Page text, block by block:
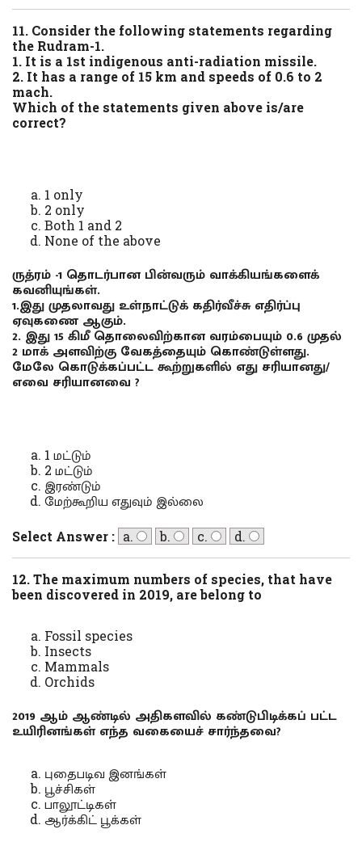
11. Consider the following statements regarding
the Rudram-1.
1. It is a 1st indigenous anti-radiation missile.
2. It has a range of 15 km and speeds of 0.6 to 2
mach.
Which of the statements given above is/are
correct?
1 only
2 only
Both 1 and 2
None of the above
ருத்ரம் -1 தொடர்பான பின்வரும் வாக்கியங்களைக்
கவனியுங்கள்.
1.இது முதலாவது உள்நாட்டுக் கதிர்வீச்சு எதிர்ப்பு
ஏவுகணை ஆகும்.
2. இது 15 கிமீ தொலைவிற்கான வரம்பையும் 0.6 முதல்
2 மாக் அளவிற்கு வேகத்தையும் கொண்டுள்ளது.
மேலே கொடுக்கப்பட்ட கூற்றுகளில் எது சரியானது/
எவை சரியானவை ?
1 மட்டும்
2 மட்டும்
இரண்டும்
மேற்கூறிய எதுவும் இல்லை
Select Answer : a. b. c. d.
12. The maximum numbers of species, that have
been discovered in 2019, are belong to
Fossil species
Insects
Mammals
Orchids
2019 ஆம் ஆண்டில் அதிகளவில் கண்டுபிடிக்கப் பட்ட
உயிரினங்கள் எந்த வகையைச் சார்ந்தவை?
புதைபடிவ இனங்கள்
பூச்சிகள்
பாலூட்டிகள்
ஆர்க்கிட் பூக்கள்